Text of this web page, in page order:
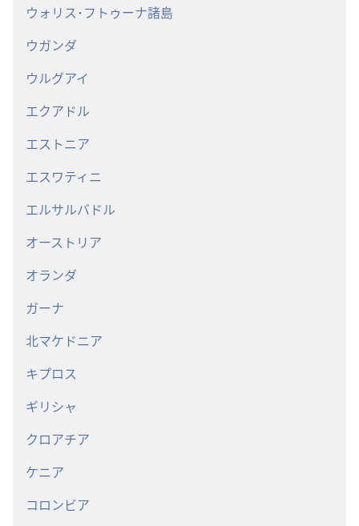
ウォリス･フトゥーナ諸島
ウガンダ
ウルグアイ
エクアドル
エストニア
エスワティニ
エルサルバドル
オーストリア
オランダ
ガーナ
北マケドニア
キプロス
ギリシャ
クロアチア
ケニア
コロンビア